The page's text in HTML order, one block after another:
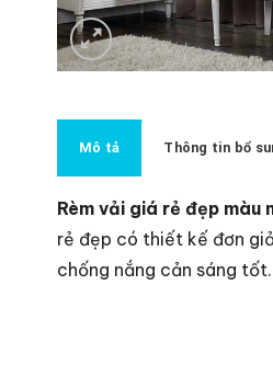
Mô tả Thông tin bổ
Rèm vải giá rẻ đẹp màu
rẻ đẹp có thiết kế đơn
chống nắng cản sáng